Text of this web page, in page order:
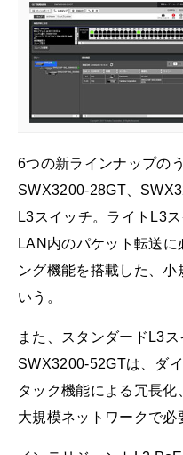
6つの新ラインナップの
SWX3200-28GT、
L3スイッチ。ライトL3
LAN内のパケット転送
ング機能を搭載した、
いう。
また、スタンダードL3
SWX3200-52GTは、ダ
タック機能による冗長化
大規模ネットワークで必